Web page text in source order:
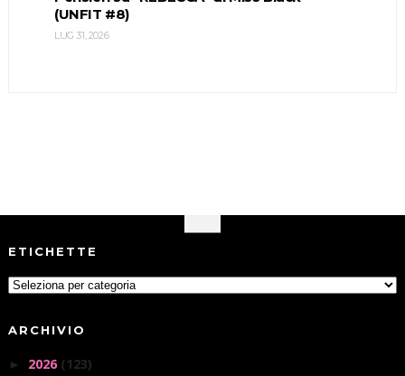
(UNFIT #8)
LUG 31, 2026
ETICHETTE
ARCHIVIO
► 2026 (123)